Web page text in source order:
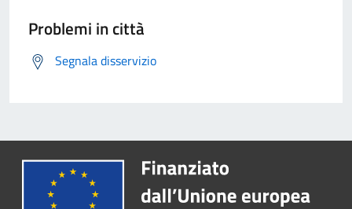
Problemi in città
Segnala disservizio